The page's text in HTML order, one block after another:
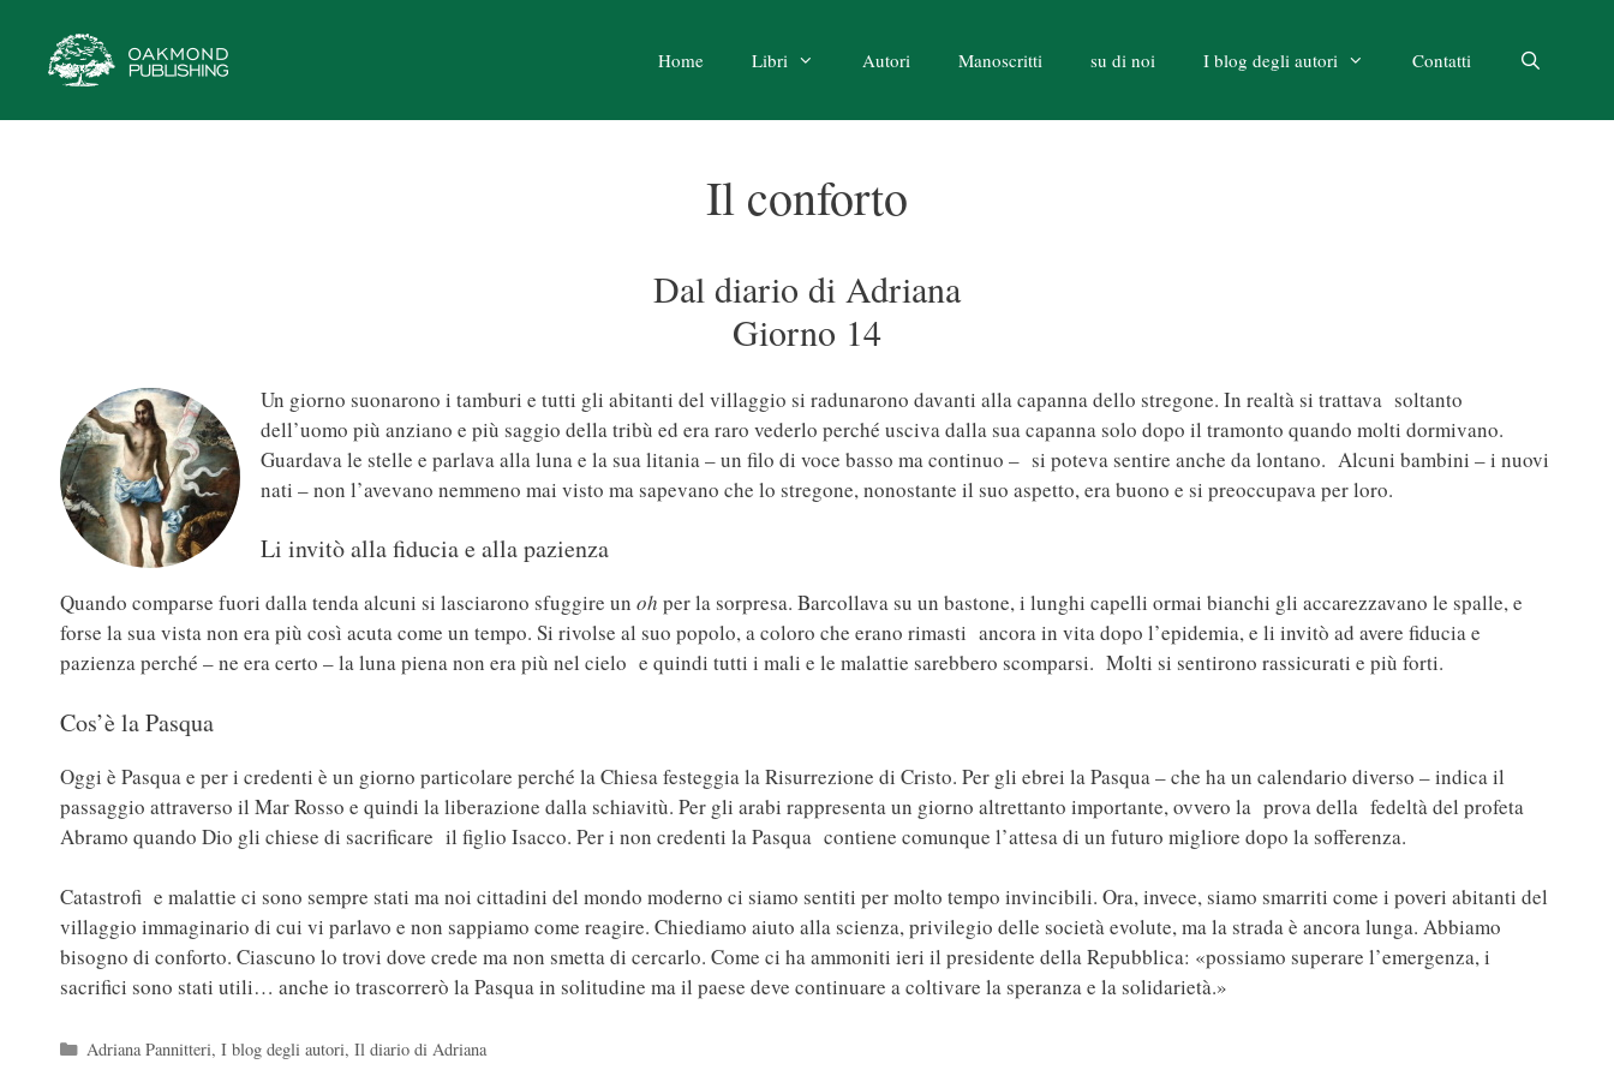
contenuto
Home Libri Autori Manoscritti su di noi I blog degli autori Contatti
Il conforto
Dal diario di Adriana
Giorno 14
Un giorno suonarono i tamburi e tutti gli abitanti del villaggio si radunarono davanti alla capanna dello stregone. In realtà si trattava soltanto
dell’uomo più anziano e più saggio della tribù ed era raro vederlo perché usciva dalla sua capanna solo dopo il tramonto quando molti dormivano.
Guardava le stelle e parlava alla luna e la sua litania – un filo di voce basso ma continuo – si poteva sentire anche da lontano. Alcuni bambini – i nuovi
nati – non l’avevano nemmeno mai visto ma sapevano che lo stregone, nonostante il suo aspetto, era buono e si preoccupava per loro.
Li invitò alla fiducia e alla pazienza
Quando comparse fuori dalla tenda alcuni si lasciarono sfuggire un oh per la sorpresa. Barcollava su un bastone, i lunghi capelli ormai bianchi gli accarezzavano le spalle, e
forse la sua vista non era più così acuta come un tempo. Si rivolse al suo popolo, a coloro che erano rimasti ancora in vita dopo l’epidemia, e li invitò ad avere fiducia e
pazienza perché – ne era certo – la luna piena non era più nel cielo e quindi tutti i mali e le malattie sarebbero scomparsi. Molti si sentirono rassicurati e più forti.
Cos’è la Pasqua
Oggi è Pasqua e per i credenti è un giorno particolare perché la Chiesa festeggia la Risurrezione di Cristo. Per gli ebrei la Pasqua – che ha un calendario diverso – indica il
passaggio attraverso il Mar Rosso e quindi la liberazione dalla schiavitù. Per gli arabi rappresenta un giorno altrettanto importante, ovvero la prova della fedeltà del profeta
Abramo quando Dio gli chiese di sacrificare il figlio Isacco. Per i non credenti la Pasqua contiene comunque l’attesa di un futuro migliore dopo la sofferenza.
Catastrofi e malattie ci sono sempre stati ma noi cittadini del mondo moderno ci siamo sentiti per molto tempo invincibili. Ora, invece, siamo smarriti come i poveri abitanti del
villaggio immaginario di cui vi parlavo e non sappiamo come reagire. Chiediamo aiuto alla scienza, privilegio delle società evolute, ma la strada è ancora lunga. Abbiamo
bisogno di conforto. Ciascuno lo trovi dove crede ma non smetta di cercarlo. Come ci ha ammoniti ieri il presidente della Repubblica: «possiamo superare l’emergenza, i
sacrifici sono stati utili… anche io trascorrerò la Pasqua in solitudine ma il paese deve continuare a coltivare la speranza e la solidarietà.»
Categorie
Adriana Pannitteri, I blog degli autori, Il diario di Adriana